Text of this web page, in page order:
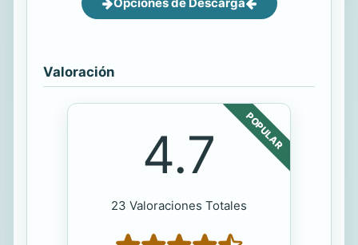
Opciones de Descarga
Valoración
POPULAR
4.7
23 Valoraciones Totales